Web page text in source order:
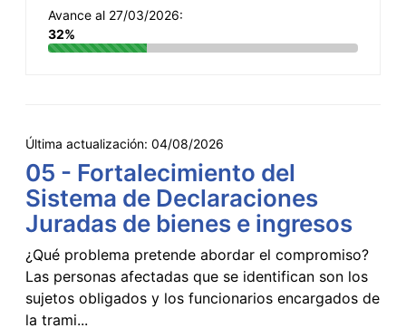
Avance al 27/03/2026:
32%
Última actualización: 04/08/2026
05 - Fortalecimiento del
Sistema de Declaraciones
Juradas de bienes e ingresos
¿Qué problema pretende abordar el compromiso?
Las personas afectadas que se identifican son los
sujetos obligados y los funcionarios encargados de
la trami...